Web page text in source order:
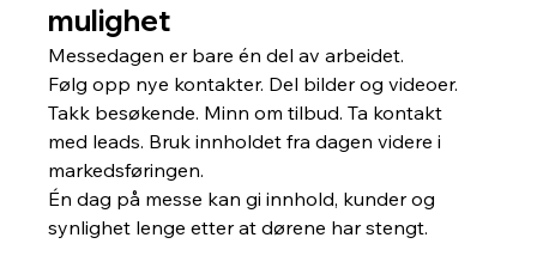
mulighet
Messedagen er bare én del av arbeidet.
Følg opp nye kontakter. Del bilder og videoer.
Takk besøkende. Minn om tilbud. Ta kontakt
med leads. Bruk innholdet fra dagen videre i
markedsføringen.
Én dag på messe kan gi innhold, kunder og
synlighet lenge etter at dørene har stengt.